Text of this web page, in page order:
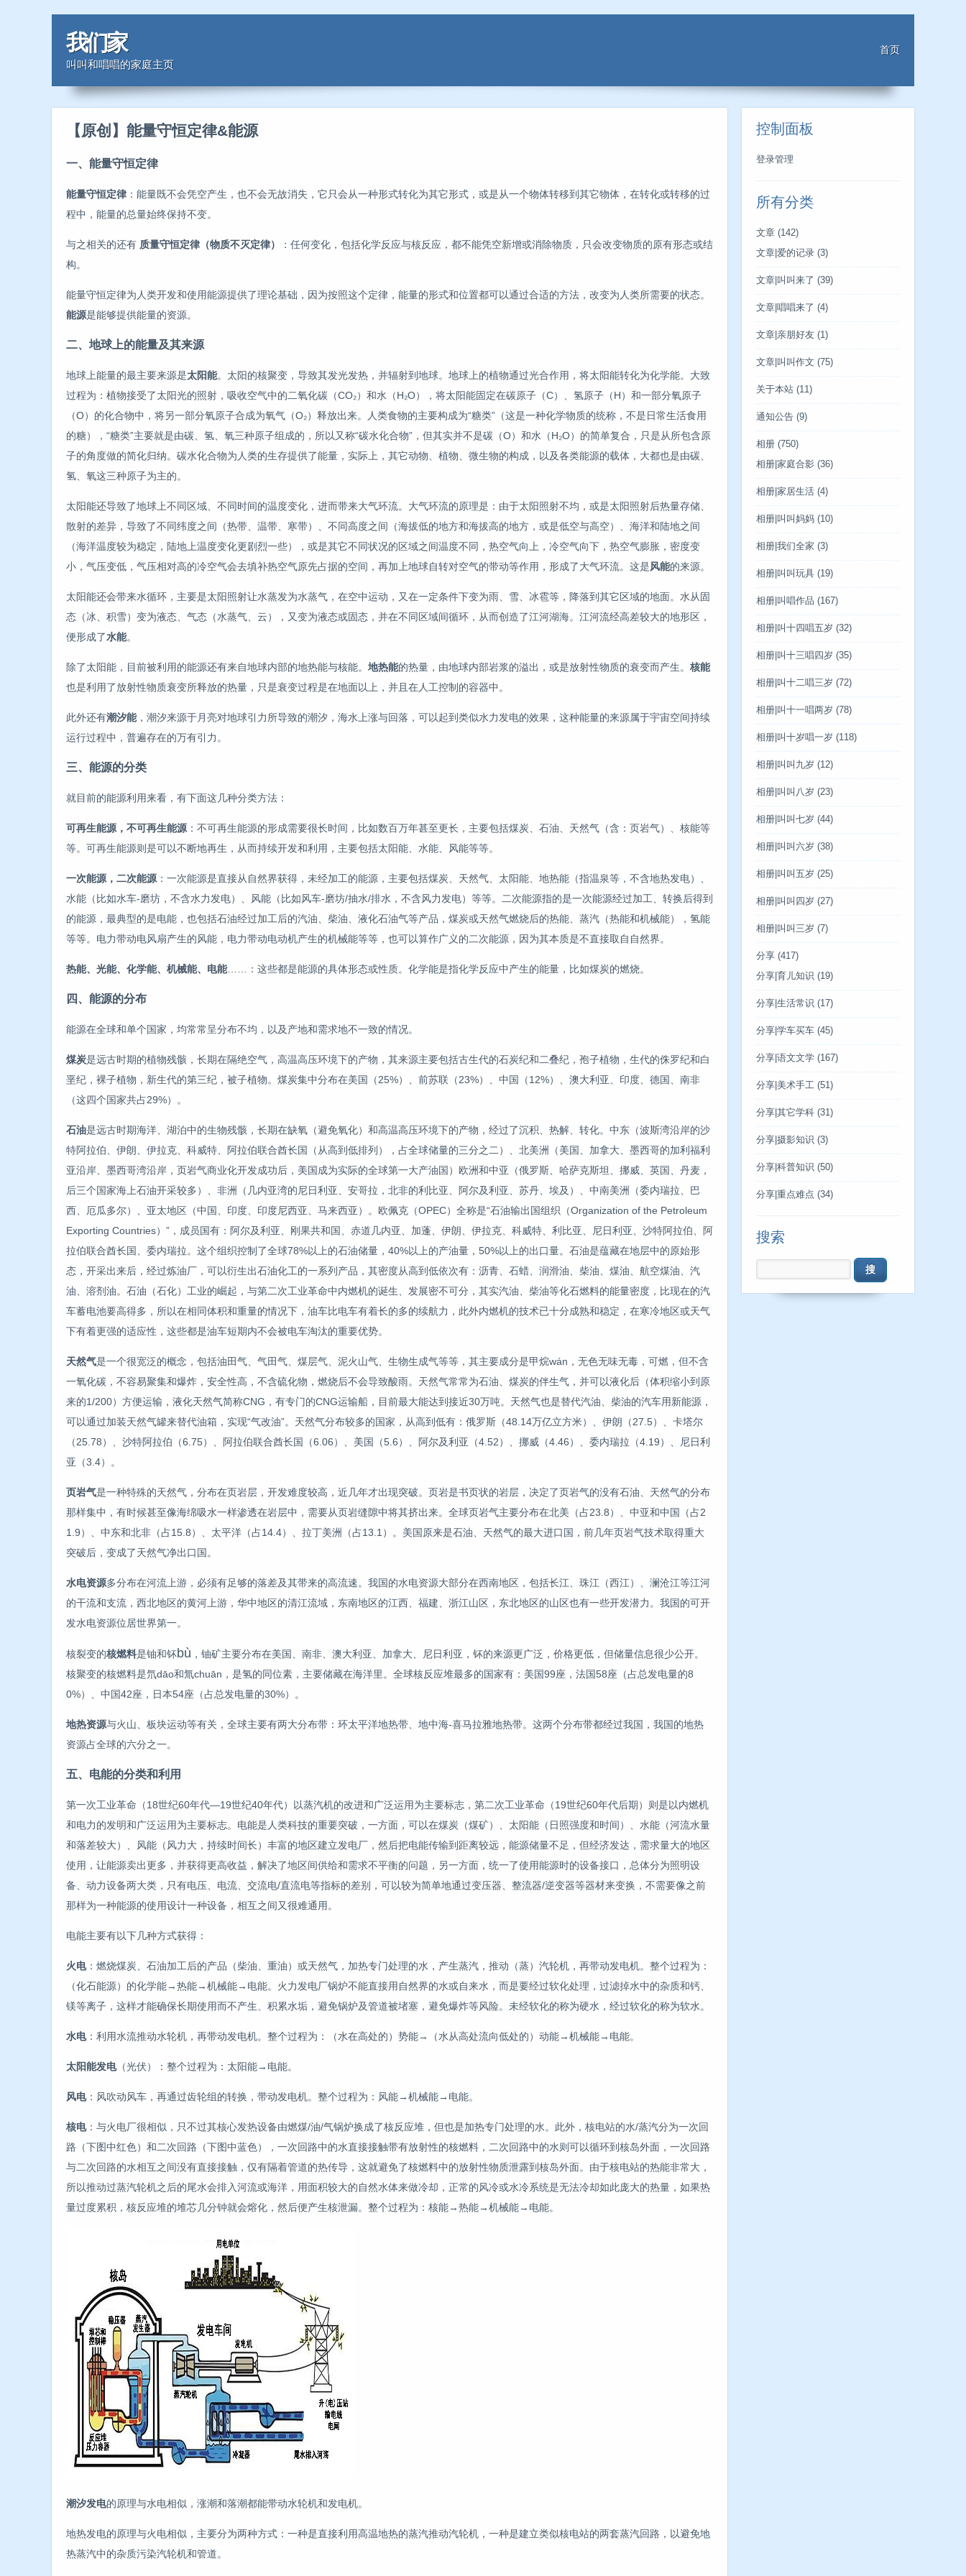
我们家
叫叫和唱唱的家庭主页
首页
【原创】能量守恒定律&能源
一、能量守恒定律
能量守恒定律 ：能量既不会凭空产生，也不会无故消失，它只会从一种形式转化为其它形式，或是从一个物体转移到其它物体，在转化或转移的过
程中，能量的总量始终保持不变。
与之相关的还有 质量守恒定律（物质不灭定律）
：任何变化，包括化学反应与核反应，都不能凭空新增或消除物质，只会改变物质的原有形态或结
构。
能量守恒定律为人类开发和使用能源提供了理论基础，因为按照这个定律，能量的形式和位置都可以通过合适的方法，改变为人类所需要的状态。
能源是能够提供能量的资源。
二、地球上的能量及其来源
地球上能量的最主要来源是太阳能。太阳的核聚变，导致其发光发热，并辐射到地球。地球上的植物通过光合作用，将太阳能转化为化学能。大致
过程为：植物接受了太阳光的照射，吸收空气中的二氧化碳（CO₂）和水（H₂O），将太阳能固定在碳原子（C）、氢原子（H）和一部分氧原子
（O）的化合物中，将另一部分氧原子合成为氧气（O₂）释放出来。人类食物的主要构成为“糖类”（这是一种化学物质的统称，不是日常生活食用
的糖），“糖类”主要就是由碳、氢、氧三种原子组成的，所以又称“碳水化合物”，但其实并不是碳（O）和水（H₂O）的简单复合，只是从所包含原
子的角度做的简化归纳。碳水化合物为人类的生存提供了能量，实际上，其它动物、植物、微生物的构成，以及各类能源的载体，大都也是由碳、
氢、氧这三种原子为主的。
太阳能还导致了地球上不同区域、不同时间的温度变化，进而带来大气环流。大气环流的原理是：由于太阳照射不均，或是太阳照射后热量存储、
散射的差异，导致了不同纬度之间（热带、温带、寒带）、不同高度之间（海拔低的地方和海拔高的地方，或是低空与高空）、海洋和陆地之间
（海洋温度较为稳定，陆地上温度变化更剧烈一些），或是其它不同状况的区域之间温度不同，热空气向上，冷空气向下，热空气膨胀，密度变
小，气压变低，气压相对高的冷空气会去填补热空气原先占据的空间，再加上地球自转对空气的带动等作用，形成了大气环流。这是风能的来源。
太阳能还会带来水循环，主要是太阳照射让水蒸发为水蒸气，在空中运动，又在一定条件下变为雨、雪、冰雹等，降落到其它区域的地面。水从固
态（冰、积雪）变为液态、气态（水蒸气、云），又变为液态或固态，并在不同区域间循环，从而创造了江河湖海。江河流经高差较大的地形区，
便形成了水能。
除了太阳能，目前被利用的能源还有来自地球内部的地热能与核能。 地热能的热量，由地球内部岩浆的溢出，或是放射性物质的衰变而产生。 核能
也是利用了放射性物质衰变所释放的热量，只是衰变过程是在地面以上，并且在人工控制的容器中。
此外还有潮汐能，潮汐来源于月亮对地球引力所导致的潮汐，海水上涨与回落，可以起到类似水力发电的效果，这种能量的来源属于宇宙空间持续
运行过程中，普遍存在的万有引力。
三、能源的分类
就目前的能源利用来看，有下面这几种分类方法：
可再生能源，不可再生能源 ：不可再生能源的形成需要很长时间，比如数百万年甚至更长，主要包括煤炭、石油、天然气（含：页岩气）、核能等
等。可再生能源则是可以不断地再生，从而持续开发和利用，主要包括太阳能、水能、风能等等。
一次能源，二次能源 ：一次能源是直接从自然界获得，未经加工的能源，主要包括煤炭、天然气、太阳能、地热能（指温泉等，不含地热发电）、
水能（比如水车-磨坊，不含水力发电）、风能（比如风车-磨坊/抽水/排水，不含风力发电）等等。二次能源指的是一次能源经过加工、转换后得到
的能源，最典型的是电能，也包括石油经过加工后的汽油、柴油、液化石油气等产品，煤炭或天然气燃烧后的热能、蒸汽（热能和机械能），氢能
等等。电力带动电风扇产生的风能，电力带动电动机产生的机械能等等，也可以算作广义的二次能源，因为其本质是不直接取自自然界。
热能、光能、化学能、机械能、电能……：这些都是能源的具体形态或性质。化学能是指化学反应中产生的能量，比如煤炭的燃烧。
四、能源的分布
能源在全球和单个国家，均常常呈分布不均，以及产地和需求地不一致的情况。
煤炭是远古时期的植物残骸，长期在隔绝空气，高温高压环境下的产物，其来源主要包括古生代的石炭纪和二叠纪，孢子植物，生代的侏罗纪和白
垩纪，裸子植物，新生代的第三纪，被子植物。煤炭集中分布在美国（25%）、前苏联（23%）、中国（12%）、澳大利亚、印度、德国、南非
（这四个国家共占29%）。
石油是远古时期海洋、湖泊中的生物残骸，长期在缺氧（避免氧化）和高温高压环境下的产物，经过了沉积、热解、转化。中东（波斯湾沿岸的沙
特阿拉伯、伊朗、伊拉克、科威特、阿拉伯联合酋长国（从高到低排列），占全球储量的三分之二）、北美洲（美国、加拿大、墨西哥的加利福利
亚沿岸、墨西哥湾沿岸，页岩气商业化开发成功后，美国成为实际的全球第一大产油国）欧洲和中亚（俄罗斯、哈萨克斯坦、挪威、英国、丹麦，
后三个国家海上石油开采较多）、非洲（几内亚湾的尼日利亚、安哥拉，北非的利比亚、阿尔及利亚、苏丹、埃及）、中南美洲（委内瑞拉、巴
西、厄瓜多尔）、亚太地区（中国、印度、印度尼西亚、马来西亚）。欧佩克（OPEC）全称是“石油输出国组织（Organization of the Petroleum
Exporting Countries）”，成员国有：阿尔及利亚、刚果共和国、赤道几内亚、加蓬、伊朗、伊拉克、科威特、利比亚、尼日利亚、沙特阿拉伯、阿
拉伯联合酋长国、委内瑞拉。这个组织控制了全球78%以上的石油储量，40%以上的产油量，50%以上的出口量。石油是蕴藏在地层中的原始形
态，开采出来后，经过炼油厂，可以衍生出石油化工的一系列产品，其密度从高到低依次有：沥青、石蜡、润滑油、柴油、煤油、航空煤油、汽
油、溶剂油。石油（石化）工业的崛起，与第二次工业革命中内燃机的诞生、发展密不可分，其实汽油、柴油等化石燃料的能量密度，比现在的汽
车蓄电池要高得多，所以在相同体积和重量的情况下，油车比电车有着长的多的续航力，此外内燃机的技术已十分成熟和稳定，在寒冷地区或天气
下有着更强的适应性，这些都是油车短期内不会被电车淘汰的重要优势。
天然气是一个很宽泛的概念，包括油田气、气田气、煤层气、泥火山气、生物生成气等等，其主要成分是甲烷wán，无色无味无毒，可燃，但不含
一氧化碳，不容易聚集和爆炸，安全性高，不含硫化物，燃烧后不会导致酸雨。天然气常常为石油、煤炭的伴生气，并可以液化后（体积缩小到原
来的1/200）方便运输，液化天然气简称CNG，有专门的CNG运输船，目前最大能达到接近30万吨。天然气也是替代汽油、柴油的汽车用新能源，
可以通过加装天然气罐来替代油箱，实现“气改油”。天然气分布较多的国家，从高到低有：俄罗斯（48.14万亿立方米）、伊朗（27.5）、卡塔尔
（25.78）、沙特阿拉伯（6.75）、阿拉伯联合酋长国（6.06）、美国（5.6）、阿尔及利亚（4.52）、挪威（4.46）、委内瑞拉（4.19）、尼日利
亚（3.4）。
页岩气是一种特殊的天然气，分布在页岩层，开发难度较高，近几年才出现突破。页岩是书页状的岩层，决定了页岩气的没有石油、天然气的分布
那样集中，有时候甚至像海绵吸水一样渗透在岩层中，需要从页岩缝隙中将其挤出来。全球页岩气主要分布在北美（占23.8）、中亚和中国（占2
1.9）、中东和北非（占15.8）、太平洋（占14.4）、拉丁美洲（占13.1）。美国原来是石油、天然气的最大进口国，前几年页岩气技术取得重大
突破后，变成了天然气净出口国。
水电资源多分布在河流上游，必须有足够的落差及其带来的高流速。我国的水电资源大部分在西南地区，包括长江、珠江（西江）、澜沧江等江河
的干流和支流，西北地区的黄河上游，华中地区的清江流域，东南地区的江西、福建、浙江山区，东北地区的山区也有一些开发潜力。我国的可开
发水电资源位居世界第一。
核裂变的核燃料是铀和钚bù ，铀矿主要分布在美国、南非、澳大利亚、加拿大、尼日利亚，钚的来源更广泛，价格更低，但储量信息很少公开。
核聚变的核燃料是氘dāo和氚chuān，是氢的同位素，主要储藏在海洋里。全球核反应堆最多的国家有：美国99座，法国58座（占总发电量的8
0%）、中国42座，日本54座（占总发电量的30%）。
地热资源与火山、板块运动等有关，全球主要有两大分布带：环太平洋地热带、地中海-喜马拉雅地热带。这两个分布带都经过我国，我国的地热
资源占全球的六分之一。
五、电能的分类和利用
第一次工业革命（18世纪60年代—19世纪40年代）以蒸汽机的改进和广泛运用为主要标志，第二次工业革命（19世纪60年代后期）则是以内燃机
和电力的发明和广泛运用为主要标志。电能是人类科技的重要突破，一方面，可以在煤炭（煤矿）、太阳能（日照强度和时间）、水能（河流水量
和落差较大）、风能（风力大，持续时间长）丰富的地区建立发电厂，然后把电能传输到距离较远，能源储量不足，但经济发达，需求量大的地区
使用，让能源卖出更多，并获得更高收益，解决了地区间供给和需求不平衡的问题，另一方面，统一了使用能源时的设备接口，总体分为照明设
备、动力设备两大类，只有电压、电流、交流电/直流电等指标的差别，可以较为简单地通过变压器、整流器/逆变器等器材来变换，不需要像之前
那样为一种能源的使用设计一种设备，相互之间又很难通用。
电能主要有以下几种方式获得：
火电：燃烧煤炭、石油加工后的产品（柴油、重油）或天然气，加热专门处理的水，产生蒸汽，推动（蒸）汽轮机，再带动发电机。整个过程为：
（化石能源）的化学能→热能→机械能→电能。火力发电厂锅炉不能直接用自然界的水或自来水，而是要经过软化处理，过滤掉水中的杂质和钙、
镁等离子，这样才能确保长期使用而不产生、积累水垢，避免锅炉及管道被堵塞，避免爆炸等风险。未经软化的称为硬水，经过软化的称为软水。
水电：利用水流推动水轮机，再带动发电机。整个过程为：（水在高处的）势能→（水从高处流向低处的）动能→机械能→电能。
太阳能发电（光伏）：整个过程为：太阳能→电能。
风电：风吹动风车，再通过齿轮组的转换，带动发电机。整个过程为：风能→机械能→电能。
核电：与火电厂很相似，只不过其核心发热设备由燃煤/油/气锅炉换成了核反应堆，但也是加热专门处理的水。此外，核电站的水/蒸汽分为一次回
路（下图中红色）和二次回路（下图中蓝色），一次回路中的水直接接触带有放射性的核燃料，二次回路中的水则可以循环到核岛外面，一次回路
与二次回路的水相互之间没有直接接触，仅有隔着管道的热传导，这就避免了核燃料中的放射性物质泄露到核岛外面。由于核电站的热能非常大，
所以推动过蒸汽轮机之后的尾水会排入河流或海洋，用面积较大的自然水体来做冷却，正常的风冷或水冷系统是无法冷却如此庞大的热量，如果热
量过度累积，核反应堆的堆芯几分钟就会熔化，然后便产生核泄漏。整个过程为：核能→热能→机械能→电能。
潮汐发电的原理与水电相似，涨潮和落潮都能带动水轮机和发电机。
地热发电的原理与火电相似，主要分为两种方式：一种是直接利用高温地热的蒸汽推动汽轮机，一种是建立类似核电站的两套蒸汽回路，以避免地
热蒸汽中的杂质污染汽轮机和管道。
控制面板
登录管理
所有分类
文章 (142)
文章|爱的记录 (3)
文章|叫叫来了 (39)
文章|唱唱来了 (4)
文章|亲朋好友 (1)
文章|叫叫作文 (75)
关于本站 (11)
通知公告 (9)
相册 (750)
相册|家庭合影 (36)
相册|家居生活 (4)
相册|叫叫妈妈 (10)
相册|我们全家 (3)
相册|叫叫玩具 (19)
相册|叫唱作品 (167)
相册|叫十四唱五岁 (32)
相册|叫十三唱四岁 (35)
相册|叫十二唱三岁 (72)
相册|叫十一唱两岁 (78)
相册|叫十岁唱一岁 (118)
相册|叫叫九岁 (12)
相册|叫叫八岁 (23)
相册|叫叫七岁 (44)
相册|叫叫六岁 (38)
相册|叫叫五岁 (25)
相册|叫叫四岁 (27)
相册|叫叫三岁 (7)
分享 (417)
分享|育儿知识 (19)
分享|生活常识 (17)
分享|学车买车 (45)
分享|语文文学 (167)
分享|美术手工 (51)
分享|其它学科 (31)
分享|摄影知识 (3)
分享|科普知识 (50)
分享|重点难点 (34)
搜索